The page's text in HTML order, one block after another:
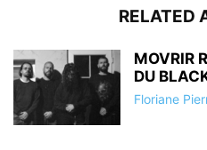
RELATED
MOVRIR
DU
Floriane